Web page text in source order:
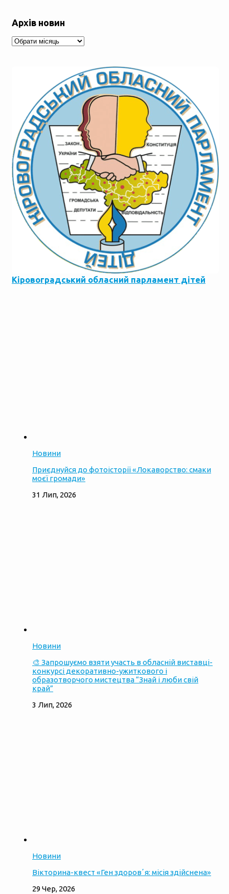
Архів новин
Архів
новин
Кіровоградський обласний парламент дітей
Новини
Приєднуйся до фотоісторії «Локаворство: смаки
моєї громади»
31 Лип, 2026
Новини
🎨 Запрошуємо взяти участь в обласній виставці-
конкурсі декоративно-ужиткового і
образотворчого мистецтва “Знай і люби свій
край”
3 Лип, 2026
Новини
Вікторина-квест «Ген здоровʼя: місія здійснена»
29 Чер, 2026